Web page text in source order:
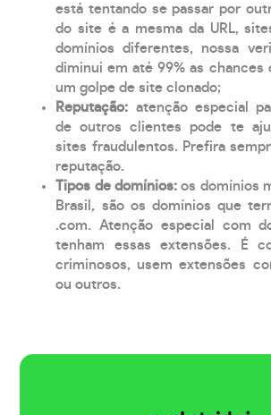
está tentando se passar por
do site é a mesma da URL,
domínios diferentes, nossa
diminui em até 99% as chances
um golpe de site clonado;
Reputação: atenção especial
de outros clientes pode te
sites fraudulentos. Prefira
reputação.
Tipos de domínios:os domínios
Brasil, são os domínios que
.com. Atenção especial com
tenham essas extensões. É
criminosos, usem extensões
ou outros.